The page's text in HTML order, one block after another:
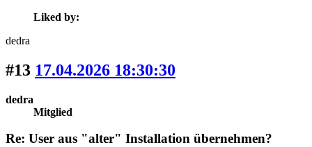
Liked by:
dedra
#13 17.04.2026 18:30:30
dedra
Mitglied
Re: User aus "alter" Installation übernehmen?